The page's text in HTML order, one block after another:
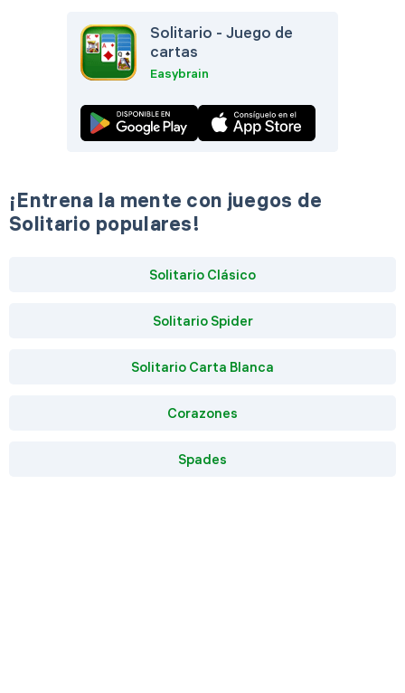
Solitario - Juego de
cartas
Easybrain
¡Entrena la mente con juegos de
Solitario populares!
Solitario Clásico
Solitario Spider
Solitario Carta Blanca
Corazones
Spades